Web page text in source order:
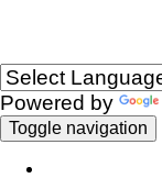
Powered by
Toggle navigation